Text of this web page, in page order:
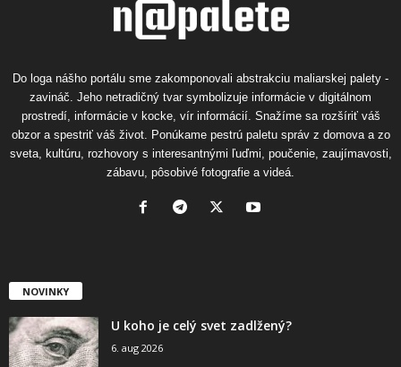
Do loga nášho portálu sme zakomponovali abstrakciu maliarskej palety -
zavináč. Jeho netradičný tvar symbolizuje informácie v digitálnom
prostredí, informácie v kocke, vír informácií. Snažíme sa rozšíriť váš
obzor a spestriť váš život. Ponúkame pestrú paletu správ z domova a zo
sveta, kultúru, rozhovory s interesantnými ľuďmi, poučenie, zaujímavosti,
zábavu, pôsobivé fotografie a videá.
NOVINKY
U koho je celý svet zadlžený?
6. aug 2026